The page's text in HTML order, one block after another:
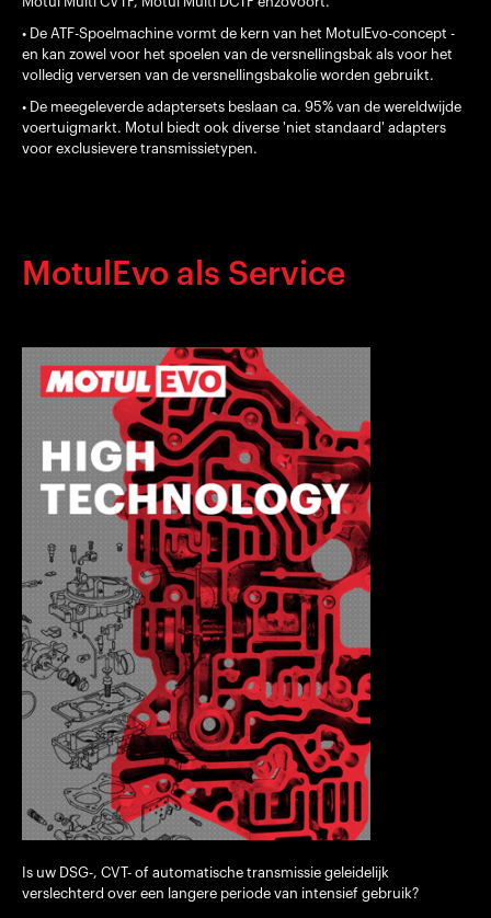
• De ATF-Spoelmachine vormt de kern van het MotulEvo-concept -
en kan zowel voor het spoelen van de versnellingsbak als voor het
volledig verversen van de versnellingsbakolie worden gebruikt.
• De meegeleverde adaptersets beslaan ca. 95% van de wereldwijde
voertuigmarkt. Motul biedt ook diverse 'niet standaard' adapters
voor exclusievere transmissietypen.
MotulEvo als Service
Is uw DSG-, CVT- of automatische transmissie geleidelijk
verslechterd over een langere periode van intensief gebruik?